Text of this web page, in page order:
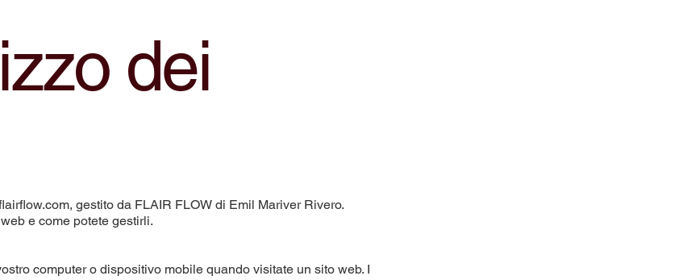
dei
gestito da FLAIR FLOW di Emil Mariver Rivero.
e come potete gestirli.
computer o dispositivo mobile quando visitate un sito web. I